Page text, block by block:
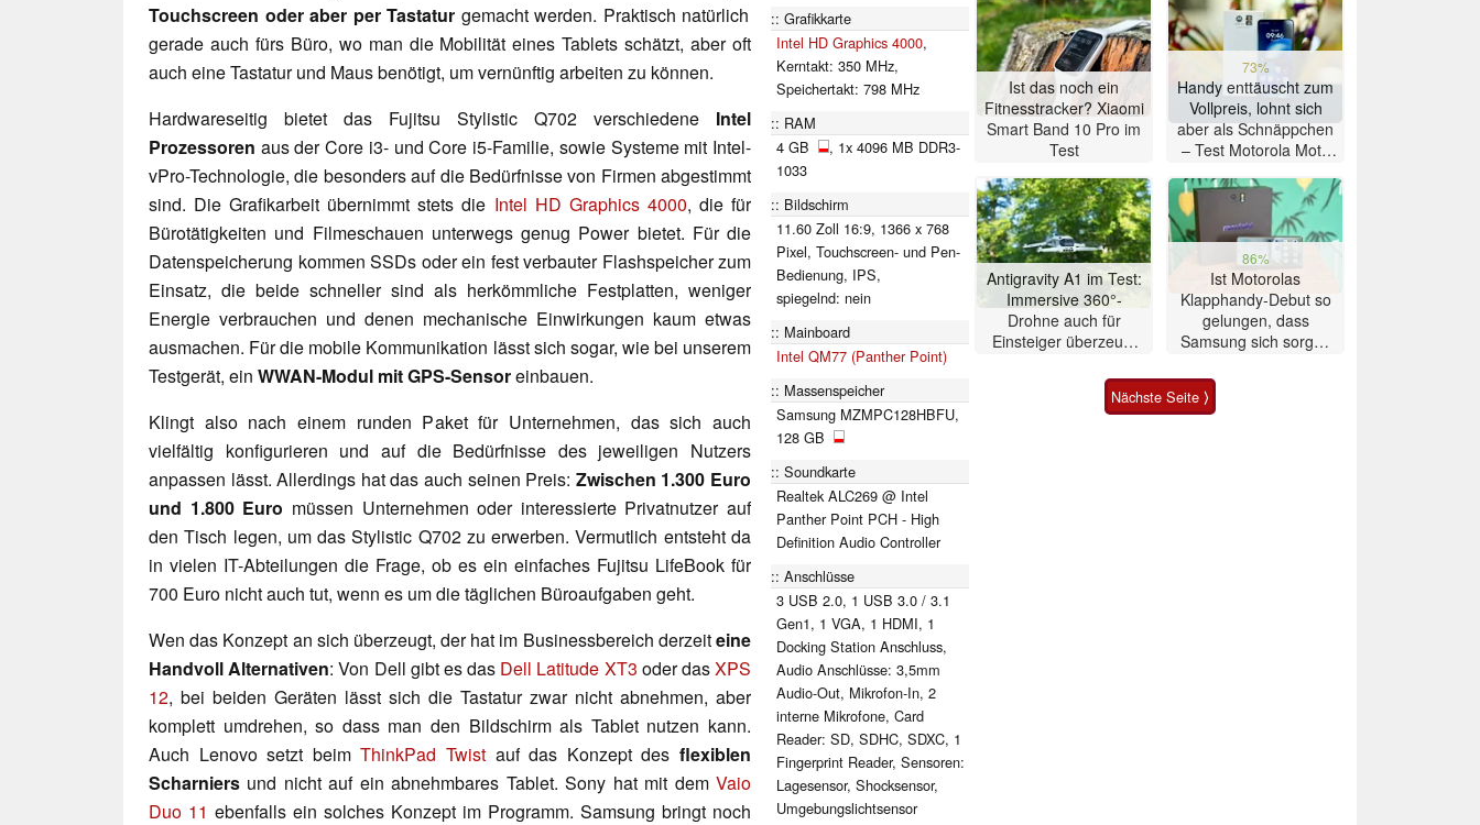
Touchscreen oder aber per Tastatur gemacht werden. Praktisch natürlich
gerade auch fürs Büro, wo man die Mobilität eines Tablets schätzt, aber oft
auch eine Tastatur und Maus benötigt, um vernünftig arbeiten zu können.
Hardwareseitig bietet das Fujitsu Stylistic Q702 verschiedene Intel
Prozessoren aus der Core i3- und Core i5-Familie, sowie Systeme mit Intel-
vPro-Technologie, die besonders auf die Bedürfnisse von Firmen abgestimmt
sind. Die Grafikarbeit übernimmt stets die Intel HD Graphics 4000, die für
Bürotätigkeiten und Filmeschauen unterwegs genug Power bietet. Für die
Datenspeicherung kommen SSDs oder ein fest verbauter Flashspeicher zum
Einsatz, die beide schneller sind als herkömmliche Festplatten, weniger
Energie verbrauchen und denen mechanische Einwirkungen kaum etwas
ausmachen. Für die mobile Kommunikation lässt sich sogar, wie bei unserem
Testgerät, ein WWAN-Modul mit GPS-Sensoreinbauen.
Klingt also nach einem runden Paket für Unternehmen, das sich auch
vielfältig konfigurieren und auf die Bedürfnisse des jeweiligen Nutzers
anpassen lässt. Allerdings hat das auch seinen Preis: Zwischen 1.300 Euro
und 1.800 Euro müssen Unternehmen oder interessierte Privatnutzer auf
den Tisch legen, um das Stylistic Q702 zu erwerben. Vermutlich entsteht da
in vielen IT-Abteilungen die Frage, ob es ein einfaches Fujitsu LifeBook für
700 Euro nicht auch tut, wenn es um die täglichen Büroaufgaben geht.
Wen das Konzept an sich überzeugt, der hat im Businessbereich derzeiteine
Handvoll Alternativen: Von Dell gibt es das Dell Latitude XT3 oder dasXPS
12, bei beiden Geräten lässt sich die Tastatur zwar nicht abnehmen, aber
komplett umdrehen, so dass man den Bildschirm als Tablet nutzen kann.
Auch Lenovo setzt beimThinkPad Twist auf das Konzept desflexiblen
Scharniers und nicht auf ein abnehmbares Tablet. Sony hat mit dem Vaio
Duo 11 ebenfalls ein solches Konzept im Programm. Samsung bringt noch
Grafikkarte
Intel HD Graphics 4000,
Kerntakt: 350 MHz,
Speichertakt: 798 MHz
RAM
4 GB
, 1x 4096 MB DDR3-
1033
Bildschirm
11.60 Zoll 16:9, 1366 x 768
Pixel, Touchscreen- und Pen-
Bedienung, IPS,
spiegelnd: nein
Mainboard
Intel QM77 (Panther Point)
Massenspeicher
Samsung MZMPC128HBFU,
128 GB
Soundkarte
Realtek ALC269 @ Intel
Panther Point PCH - High
Definition Audio Controller
Anschlüsse
3 USB 2.0, 1 USB 3.0 / 3.1
Gen1, 1 VGA, 1 HDMI, 1
Docking Station Anschluss,
Audio Anschlüsse: 3,5mm
Audio-Out, Mikrofon-In, 2
interne Mikrofone, Card
Reader: SD, SDHC, SDXC, 1
Fingerprint Reader, Sensoren:
Lagesensor, Shocksensor,
Umgebungslichtsensor
Ist das noch ein
Fitnesstracker? Xiaomi
Smart Band 10 Pro im
Test
73%
Handy enttäuscht zum
Vollpreis, lohnt sich
aber als Schnäppchen
– Test Motorola Moto
Antigravity A1 im Test:
Immersive 360°-
Drohne auch für
Einsteiger überzeugt
86%
Ist Motorolas
Klapphandy-Debut so
gelungen, dass
Samsung sich sorgen
Smartphone im Test
Nächste Seite ⟩